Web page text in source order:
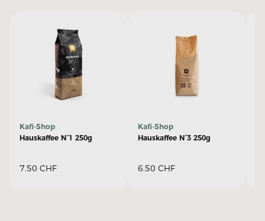
Kafi-Shop
Hauskaffee N°1 250g
7.50 CHF
Kafi-Shop
Hauskaffee N°3 250g
6.50 CHF